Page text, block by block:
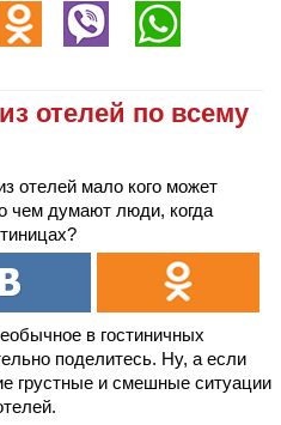
отелей по всему
отелей мало кого может
чем думают люди, когда
в гостиничных
поделитесь. Ну, а если
грустные и смешные ситуации